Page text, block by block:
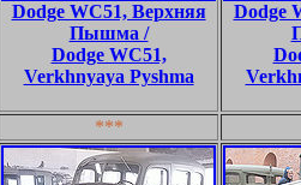
Dodge WC51, Верхняя
Пышма /
Dodge WC51,
Verkhnyaya Pyshma
Dodge
***